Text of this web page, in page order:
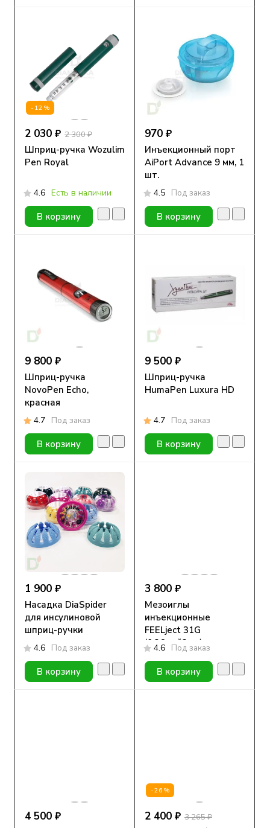
-12%
2 030 ₽ 2 300 ₽
Шприц-ручка Wozulim
Pen Royal
4.6 Есть в наличии
В корзину
970 ₽
Инъекционный порт
АiPort Advance 9 мм, 1
шт.
4.5 Под заказ
В корзину
9 800 ₽
Шприц-ручка
NovoPen Echo,
красная
4.7 Под заказ
В корзину
9 500 ₽
Шприц-ручка
HumaPen Luxura HD
4.7 Под заказ
В корзину
1 900 ₽
Насадка DiaSpider
для инсулиновой
шприц-ручки
4.6 Под заказ
В корзину
3 800 ₽
Мезоиглы
инъекционные
FEELject 31G
(0.26мм*3мм) ультра
тонкие, 100 шт.
4.6 Под заказ
В корзину
4 500 ₽
-26%
2 400 ₽ 3 265 ₽